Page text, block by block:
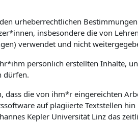
urheberrechtlichen
insbesondere die von
verwendet und nicht
persönlich erstellten Inhalte,
dürfen.
die von ihm*r eingereichten
auf plagiierte Textstellen
Kepler Universität Linz das